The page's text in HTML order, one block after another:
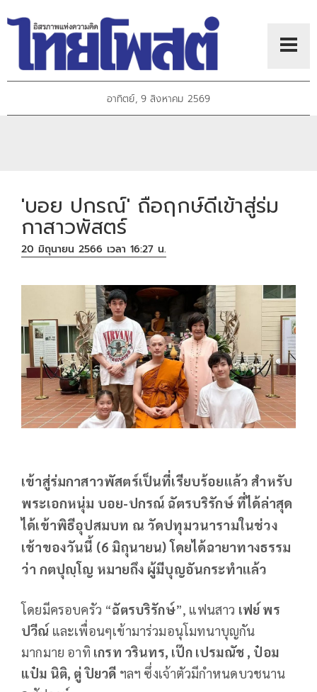
อาทิตย์, 9 สิงหาคม 2569
'บอย ปกรณ์' ถือฤกษ์ดีเข้าสู่ร่ม
กาสาวพัสตร์
20 มิถุนายน 2566 เวลา 16:27 น.
เข้าสู่ร่มกาสาวพัสตร์เป็นที่เรียบร้อยแล้ว สำหรับ
พระเอกหนุ่ม บอย-ปกรณ์ ฉัตรบริรักษ์ ที่ได้ล่าสุด
ได้เข้าพิธีอุปสมบท ณ วัดปทุมวนารามในช่วง
เช้าของวันนี้ (6 มิถุนายน) โดยได้ฉายาทางธรรม
ว่า กตปุญฺโญ หมายถึง ผู้มีบุญอันกระทำแล้ว
โดยมีครอบครัว “ฉัตรบริรักษ์”, แฟนสาว เฟย์ พร
ปวีณ์ และเพื่อนๆเข้ามาร่วมอนุโมทนาบุญกัน
มากมาย อาทิ เกรท วรินทร, เป๊ก เปรมณัช , ป๋อม
แป๋ม นิติ, ตู่ ปิยวดี ฯลฯ ซึ่งเจ้าตัวมีกำหนดบวชนาน